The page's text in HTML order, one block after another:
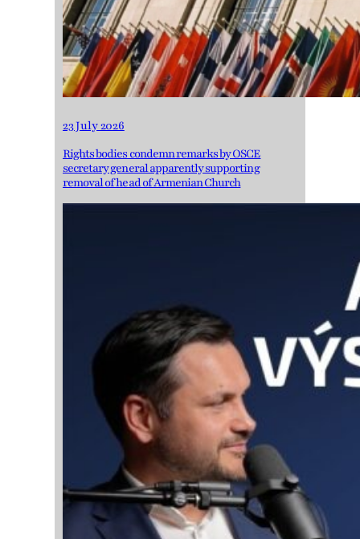
23 July 2026
Rights bodies condemn remarks by OSCE
secretary general apparently supporting
removal of head of Armenian Church